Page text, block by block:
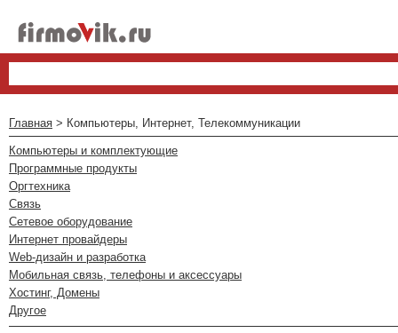
Главная > Компьютеры, Интернет, Телекоммуникации
Компьютеры и комплектующие
Программные продукты
Оргтехника
Связь
Сетевое оборудование
Интернет провайдеры
Web-дизайн и разработка
Мобильная связь, телефоны и аксессуары
Хостинг, Домены
Другое